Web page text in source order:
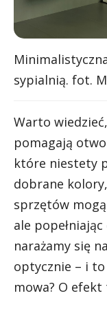
sypialnią. fot.
Warto
pomagają
które niestety
dobrane
sprzętów mogą
ale
narażamy się
optycznie – i to
mowa? O efekt